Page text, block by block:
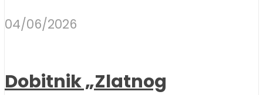
04/06/2026
Dobitnik „Zlatnog